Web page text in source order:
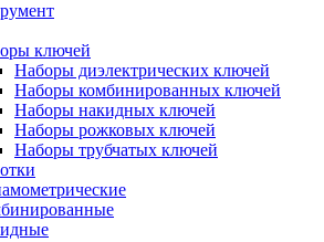
ключей
Наборы диэлектрических ключей
Наборы комбинированных ключей
Наборы накидных ключей
Наборы рожковых ключей
Наборы трубчатых ключей